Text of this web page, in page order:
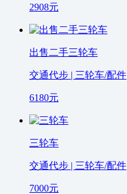
2908元
出售二手三轮车
交通代步 | 三轮车/配件
6180元
三轮车
交通代步 | 三轮车/配件
7000元